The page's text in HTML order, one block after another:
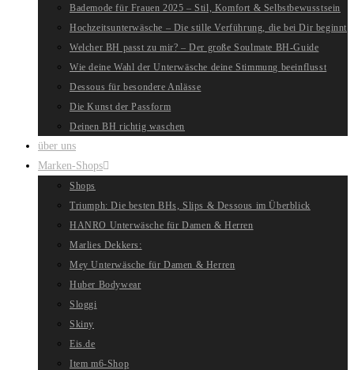
Bademode für Frauen 2025 – Stil, Komfort & Selbstbewusstsein
Hochzeitsunterwäsche – Die stille Verführung, die bei Dir beginnt
Welcher BH passt zu mir? – Der große Soulmate BH-Guide
Wie deine Wahl der Unterwäsche deine Stimmung beeinflusst
Dessous für besondere Anlässe
Die Kunst der Passform
Deinen BH richtig waschen
über uns
Marken-Shops
Shops
Triumph: Die besten BHs, Slips & Dessous im Überblick
HANRO Unterwäsche für Damen & Herren
Marlies Dekkers:
Mey Unterwäsche für Damen & Herren
Huber Bodywear
Sloggi
Skiny
Eis.de
Item m6-Shop